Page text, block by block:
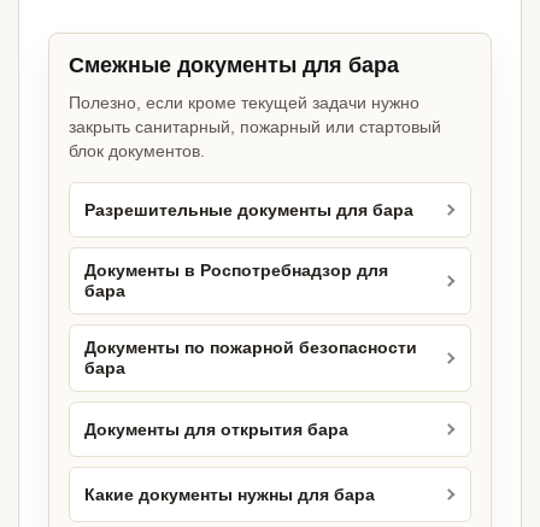
Смежные документы для бара
Полезно, если кроме текущей задачи нужно
закрыть санитарный, пожарный или стартовый
блок документов.
Разрешительные документы для бара
Документы в Роспотребнадзор для
бара
Документы по пожарной безопасности
бара
Документы для открытия бара
Какие документы нужны для бара